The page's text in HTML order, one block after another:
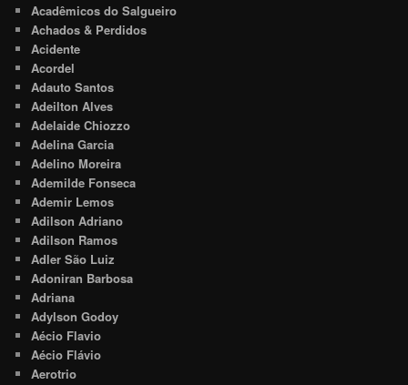
Acadêmicos do Salgueiro
Achados & Perdidos
Acidente
Acordel
Adauto Santos
Adeilton Alves
Adelaide Chiozzo
Adelina Garcia
Adelino Moreira
Ademilde Fonseca
Ademir Lemos
Adilson Adriano
Adilson Ramos
Adler São Luiz
Adoniran Barbosa
Adriana
Adylson Godoy
Aécio Flavio
Aécio Flávio
Aerotrio